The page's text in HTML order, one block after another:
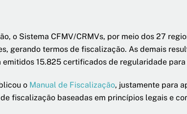
o Sistema CFMV/CRMVs, por meio dos 27
gerando termos de fiscalização. As demais
15.825 certificados de regularidade
o Manual de Fiscalização, justamente para
fiscalização baseadas em princípios legais e